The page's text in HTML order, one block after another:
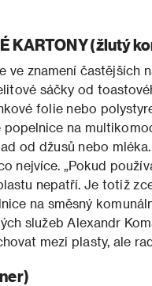
KARTONY (žlutý
ve znamení častějších
sáčky od
folie nebo
na
od džusů nebo
nejvíce. „Pokud
nepatří. Je totiž
na směsný
služeb Alexandr
mezi plasty, ale